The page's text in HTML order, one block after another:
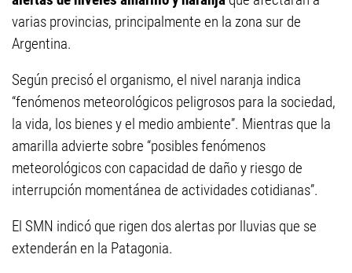
varias provincias, principalmente en la zona sur de
Argentina.
Según precisó el organismo, el nivel naranja indica
“fenómenos meteorológicos peligrosos para la sociedad,
la vida, los bienes y el medio ambiente”. Mientras que la
amarilla advierte sobre “posibles fenómenos
meteorológicos con capacidad de daño y riesgo de
interrupción momentánea de actividades cotidianas”.
El SMN indicó que rigen dos alertas por lluvias que se
extenderán en la Patagonia.